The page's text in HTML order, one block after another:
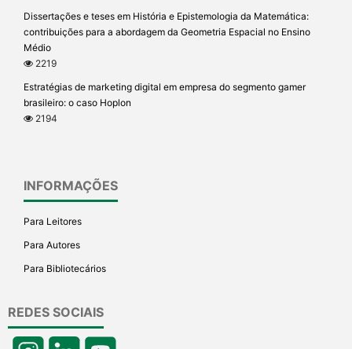
Dissertações e teses em História e Epistemologia da Matemática:
contribuições para a abordagem da Geometria Espacial no Ensino
Médio
2219
Estratégias de marketing digital em empresa do segmento gamer
brasileiro: o caso Hoplon
2194
INFORMAÇÕES
Para Leitores
Para Autores
Para Bibliotecários
REDES SOCIAIS